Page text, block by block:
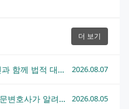
더 보기
직원횡령 발생 시 안양법무법인과 함께 법적 대응하는 방법 2026.08.07
디지털의료제품법, 수원의료전문변호사가 알려주는 핵심 쟁점과 대응 전략 2026.08.05